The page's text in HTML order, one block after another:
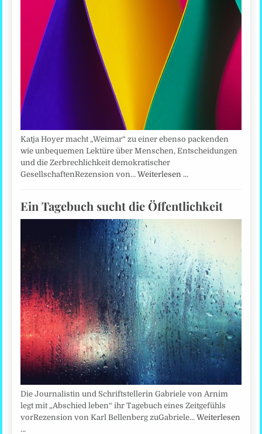
Katja Hoyer macht „Weimar“ zu einer ebenso packenden
wie unbequemen Lektüre über Menschen, Entscheidungen
und die Zerbrechlichkeit demokratischer
GesellschaftenRezension von…Weiterlesen …
Ein Tagebuch sucht die Öffentlichkeit
Die Journalistin und Schriftstellerin Gabriele von Arnim
legt mit „Abschied leben“ ihr Tagebuch eines Zeitgefühls
vorRezension von Karl Bellenberg zuGabriele…Weiterlesen
…